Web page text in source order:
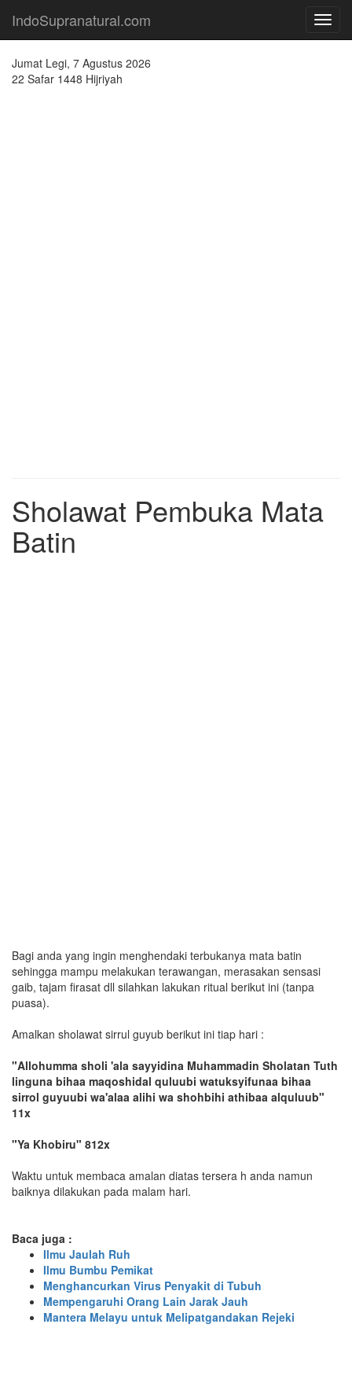
IndoSupranatural.com
Jumat Legi, 7 Agustus 2026
22 Safar 1448 Hijriyah
Sholawat Pembuka Mata
Batin
Bagi anda yang ingin menghendaki terbukanya mata batin
sehingga mampu melakukan terawangan, merasakan sensasi
gaib, tajam firasat dll silahkan lakukan ritual berikut ini (tanpa
puasa).
Amalkan sholawat sirrul guyub berikut ini tiap hari :
"Allohumma sholi 'ala sayyidina Muhammadin Sholatan Tuth
linguna bihaa maqoshidal quluubi watuksyifunaa bihaa
sirrol guyuubi wa'alaa alihi wa shohbihi athibaa alquluub"
11x
"Ya Khobiru" 812x
Waktu untuk membaca amalan diatas tersera h anda namun
baiknya dilakukan pada malam hari.
Baca juga :
Ilmu Jaulah Ruh
Ilmu Bumbu Pemikat
Menghancurkan Virus Penyakit di Tubuh
Mempengaruhi Orang Lain Jarak Jauh
Mantera Melayu untuk Melipatgandakan Rejeki